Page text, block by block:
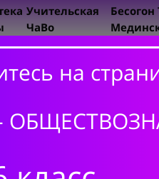
Учительская
ЧаВо
Бесогон
6
на